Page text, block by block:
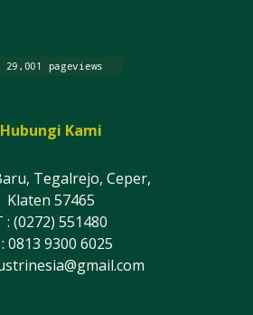
Hubungi Kami
Tegalrejo, Ceper,
Klaten 57465
: (0272) 551480
0813 9300 6025